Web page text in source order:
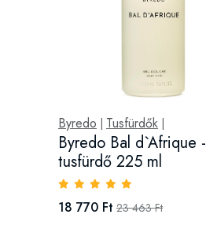
Byredo Tusfürdők|
Byredo Bal d`Afrique -
tusfürdő 225 ml
18 770 Ft 23 463 Ft